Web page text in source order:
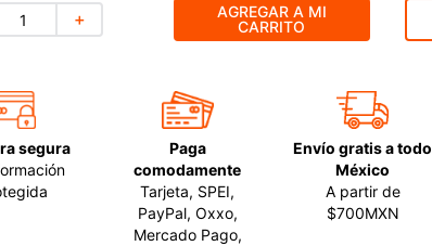
＋
AGREGAR A MI
CARRITO
segura
Paga
comodamente
Tarjeta, SPEI,
PayPal, Oxxo,
Mercado Pago,
Envío gratis a todo
México
A partir de
$700MXN